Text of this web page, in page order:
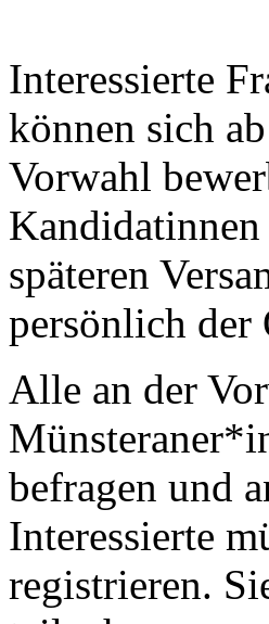
Interessierte
können sich
Vorwahl
späteren
persönlich
Alle an der
befragen und
Interessierte
registrieren.